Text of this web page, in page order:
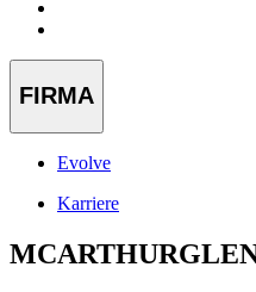
FIRMA
Evolve
Karriere